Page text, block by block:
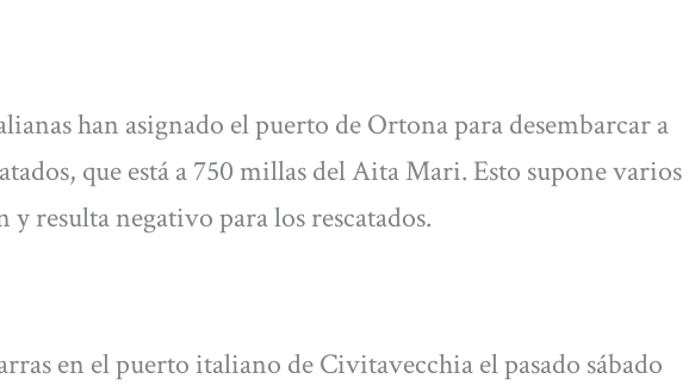
han asignado el puerto de Ortona para desembarcar a
que está a 750 millas del Aita Mari. Esto supone varios
y resulta negativo para los rescatados.
en el puerto italiano de Civitavecchia el pasado sábado